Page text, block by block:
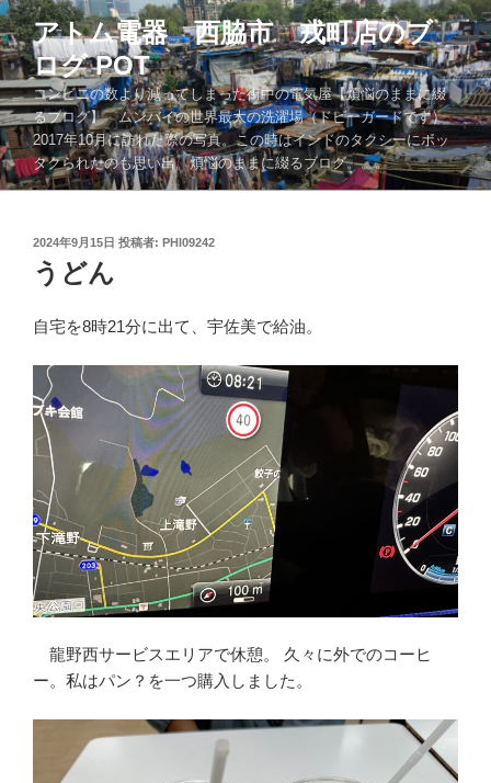
コ
ン
テ
ン
ツ
へ
ス
キ
アトム電器 西脇市 戎町店のブ
ログ POT
コンビニの数より減ってしまった街中の電気屋【煩悩のままに綴
るブログ】 ムンバイの世界最大の洗濯場（ドビーガードです）
2017年10月に訪れた際の写真。この時はインドのタクシーにボッ
タクられたのも思い出。煩悩のままに綴るブログ。。。
投
稿
日:
2024年9月15日 投稿者: PHI09242
うどん
自宅を8時21分に出て、宇佐美で給油。
龍野西サービスエリアで休憩。 久々に外でのコーヒ
ー。私はパン？を一つ購入しました。